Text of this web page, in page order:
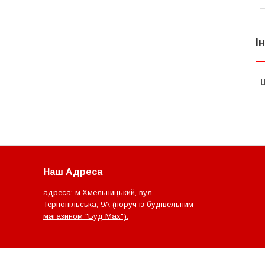
Наш Адреса
адреса: м.Хмельницький, вул.
Тернопільська, 9А (поруч із будівельним
магазином "Буд Мах").